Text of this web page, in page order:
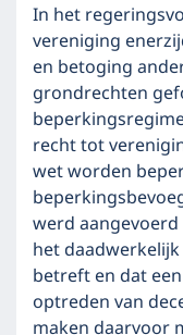
In het
vereniging
en betoging
grondrechten
recht tot
wet worden
werd
het
betreft en dat
optreden van
maken daarvoor